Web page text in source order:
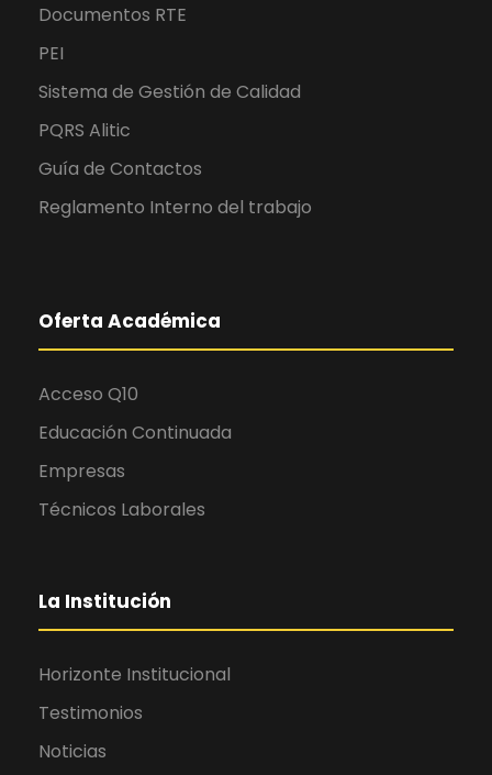
Documentos RTE
PEI
Sistema de Gestión de Calidad
PQRS Alitic
Guía de Contactos
Reglamento Interno del trabajo
Oferta Académica
Acceso Q10
Educación Continuada
Empresas
Técnicos Laborales
La Institución
Horizonte Institucional
Testimonios
Noticias